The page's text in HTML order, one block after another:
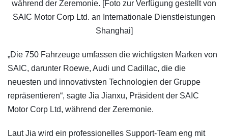
während der Zeremonie. [Foto zur Verfügung gestellt von
SAIC Motor Corp Ltd. an Internationale Dienstleistungen
Shanghai]
„Die 750 Fahrzeuge umfassen die wichtigsten Marken von
SAIC, darunter Roewe, Audi und Cadillac, die die
neuesten und innovativsten Technologien der Gruppe
repräsentieren“, sagte Jia Jianxu, Präsident der SAIC
Motor Corp Ltd, während der Zeremonie.
Laut Jia wird ein professionelles Support-Team eng mit